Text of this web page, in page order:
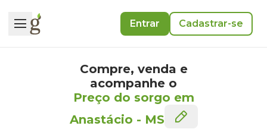
Entrar Cadastrar-se
Compre, venda e
acompanhe o
Preço do sorgo em
Anastácio - MS